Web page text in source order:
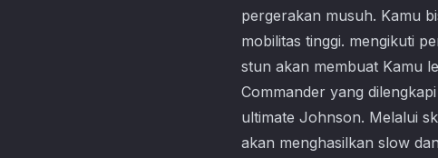
pergerakan musuh. Kamu
mobilitas tinggi. mengikuti
stun akan membuat Kamu
Commander yang
ultimate Johnson. Melalui
akan menghasilkan slow